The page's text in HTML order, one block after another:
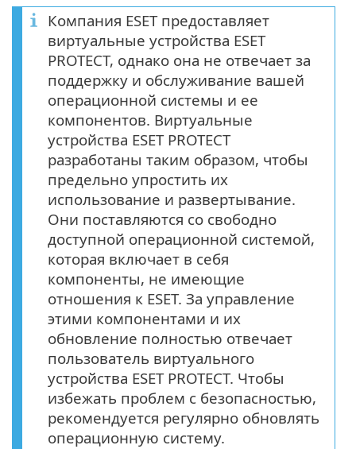
Компания ESET предоставляет
виртуальные устройства ESET
PROTECT, однако она не отвечает за
поддержку и обслуживание вашей
операционной системы и ее
компонентов. Виртуальные
устройства ESET PROTECT
разработаны таким образом, чтобы
предельно упростить их
использование и развертывание.
Они поставляются со свободно
доступной операционной системой,
которая включает в себя
компоненты, не имеющие
отношения к ESET. За управление
этими компонентами и их
обновление полностью отвечает
пользователь виртуального
устройства ESET PROTECT. Чтобы
избежать проблем с безопасностью,
рекомендуется регулярно обновлять
операционную систему.